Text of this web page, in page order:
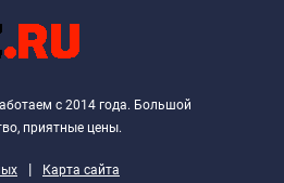
с 2014 года. Большой
приятные цены.
| Карта сайта